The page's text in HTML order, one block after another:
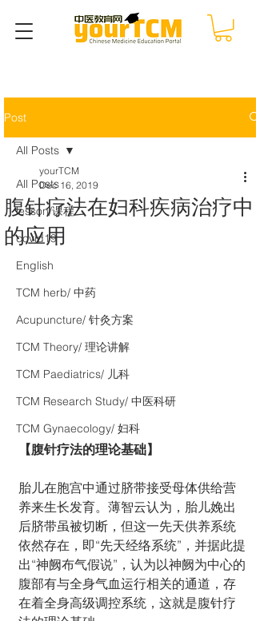
Post
All Posts
lesson/课程
covid19
English
TCM herb/ 中药
Acupuncture/ 针灸方案
TCM Theory/ 理论讲解
TCM Paediatrics/ 儿科
TCM Research Study/ 中医科研
TCM Gynaecology/ 妇科
All Posts
腹针疗法在妇科疾病治疗中
的应用
yourTCM
Dec 16, 2019
【腹针疗法的理论基础】
胎儿在胞宫中通过脐带接受母体供给营
养来生长发育。薄智云认为，胎儿娩出
后脐带虽被切断，但这一先天供养系统
依然存在，即“先天经络系统”，并据此提
出“神阙布气假说”，认为以神阙为中心的
腹部有与全身气血运行相关的通道，存
在着全身高级调控系统，这就是腹针疗